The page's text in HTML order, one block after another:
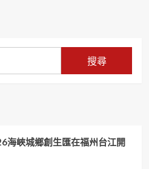
搜尋
海峽城鄉創生匯在福州台江開